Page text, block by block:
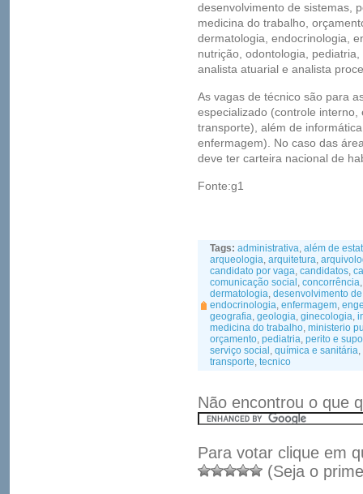
desenvolvimento de sistemas,
medicina do trabalho,
dermatologia, endocrinologia,
nutrição, odontologia,
analista atuarial e analista
As vagas de técnico são para
especializado (controle
transporte), além de
enfermagem). No caso das
deve ter carteira nacional de
Fonte:g1
Tags: administrativa, além de
arqueologia, arquitetura,
candidato por vaga, candidatos,
comunicação social , concorrência
dermatologia, desenvolvimento
endocrinologia, enfermagem,
geografia, geologia, ginecologia,
medicina do trabalho, ministerio
orçamento, pediatria, perito e
serviço social , química e sanitária,
transporte, tecnico
Não encontrou o que
Para votar clique em
(Seja o